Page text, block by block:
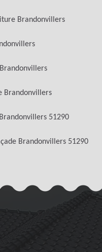
Brandonvillers
Brandonvillers
51290
Brandonvillers 51290